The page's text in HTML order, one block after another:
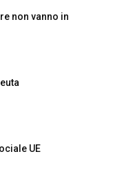
non vanno in
UE